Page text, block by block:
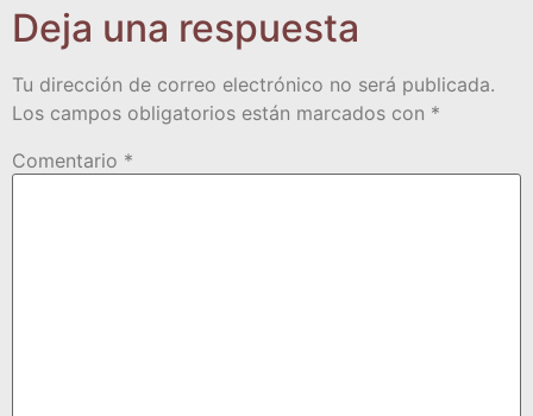
Deja una respuesta
Tu dirección de correo electrónico no será publicada.
Los campos obligatorios están marcados con *
Comentario *